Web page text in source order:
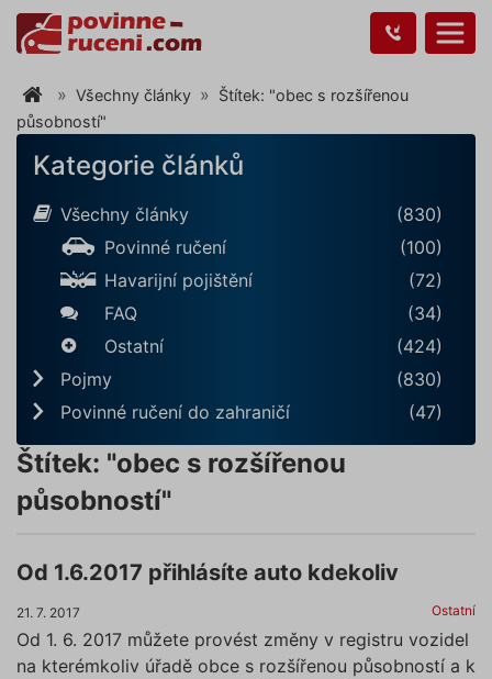
Všechny články
Štítek: "obec s rozšířenou
působností"
Kategorie článků
Všechny články
(830)
Povinné ručení
(100)
Havarijní pojištění
(72)
FAQ
(34)
Ostatní
(424)
Pojmy
(830)
Povinné ručení do zahraničí
(47)
Štítek: "obec s rozšířenou
působností"
Od 1.6.2017 přihlásíte auto kdekoliv
21. 7. 2017 Ostatní
Od 1. 6. 2017 můžete provést změny v registru vozidel
na kterémkoliv úřadě obce s rozšířenou působností a k